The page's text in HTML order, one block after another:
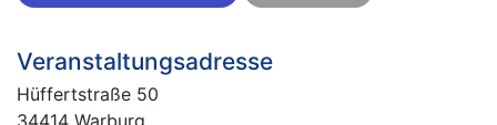
Veranstaltungsadresse
Hüffertstraße 50
34414 Warburg